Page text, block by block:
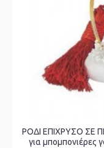
ΡΟΔΙ ΕΠΙΧΡΥΣΟ ΣΕ
για μπομπονιέρες